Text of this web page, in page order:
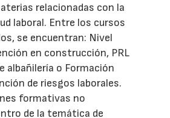
relacionadas con la
laboral. Entre los cursos
se encuentran: Nivel
en construcción, PRL
albañilería o Formación
de riesgos laborales.
formativas no
de la temática de